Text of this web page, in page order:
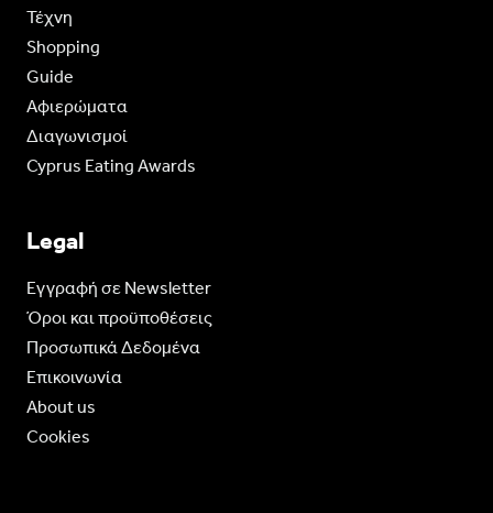
Τέχνη
Shopping
Guide
Aφιερώματα
Διαγωνισμοί
Cyprus Eating Awards
Legal
Eγγραφή σε Newsletter
Όροι και προϋποθέσεις
Προσωπικά Δεδομένα
Επικοινωνία
About us
Cookies